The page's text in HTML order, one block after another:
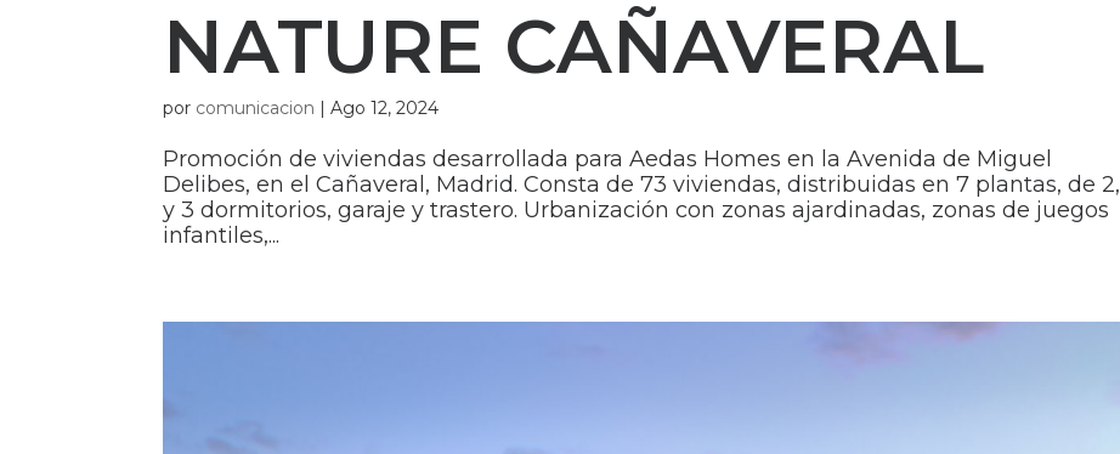
NATURE CAÑAVERAL
por comunicacion |Ago 12, 2024
Promoción de viviendas desarrollada para Aedas Homes en la Avenida de Miguel
Delibes, en el Cañaveral, Madrid. Consta de 73 viviendas, distribuidas en 7 plantas, de 2,
y 3 dormitorios, garaje y trastero. Urbanización con zonas ajardinadas, zonas de juegos
infantiles,...